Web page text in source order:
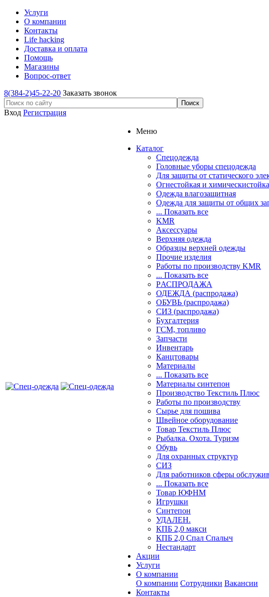
Услуги
О компании
Контакты
Life hacking
Доставка и оплата
Помощь
Магазины
Вопрос-ответ
8(384-2)45-22-20 Заказать звонок
Вход Регистрация
Меню
Каталог
Спецодежда
Головные уборы спецодежда
Для защиты от статического
Огнестойкая и
Одежда влагозащитная
Одежда для защиты от общих
... Показать все
KMR
Аксессуары
Верхняя одежда
Образцы верхней одежды
Прочие изделия
Работы по производству KMR
... Показать все
PАСПРОДАЖА
ОДЕЖДА (распродажа)
ОБУВЬ (распродажа)
СИЗ (распродажа)
Бухгалтерия
ГСМ, топливо
Запчасти
Инвентарь
Канцтовары
Материалы
... Показать все
Материалы синтепон
Производство Текстиль Плюс
Работы по производству
Сырье для пошива
Швейное оборудование
Товар Текстиль Плюс
Рыбалка. Охота. Туризм
Обувь
Для охранных структур
СИЗ
Для работников сферы
... Показать все
Товар ЮФНМ
Игрушки
Синтепон
УДАЛЕН.
КПБ 2,0 макси
КПБ 2,0 Спал Спалыч
Нестандарт
Акции
Услуги
О компании
О компании Сотрудники Вакансии
Контакты